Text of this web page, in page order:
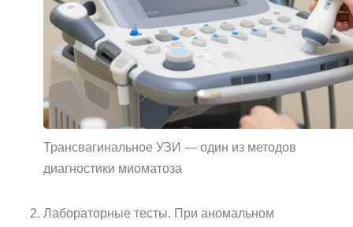
Трансвагинальное УЗИ — один из методов
диагностики миоматоза
Лабораторные тесты. При аномальном